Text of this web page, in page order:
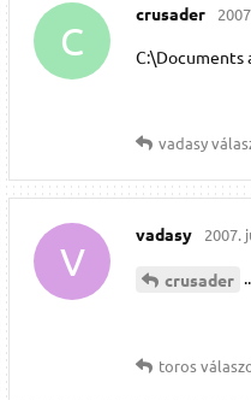
C
crusader
C:\Documents
vadasy
V
vadasy 2007.
crusader ..
toros